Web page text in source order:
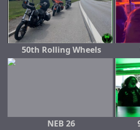
50th Rolling Wheels
NEB 26